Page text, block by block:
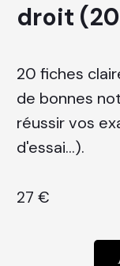
droit
20 fiches
de bonnes
réussir vos
d'essai...).
27 €